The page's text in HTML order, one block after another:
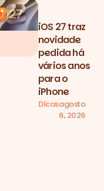
iOS 27 traz
novidade
pedida há
vários anos
para o
iPhone
Dicasagosto
6, 2026